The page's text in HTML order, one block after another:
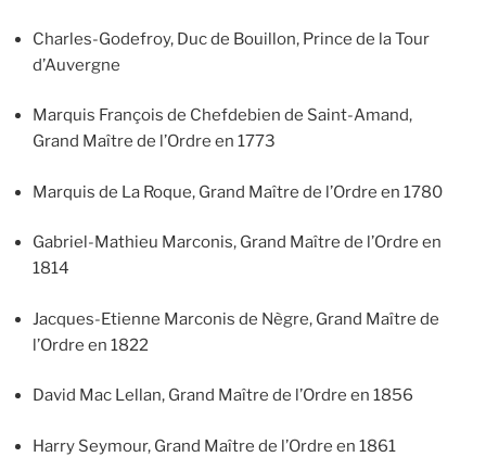
Charles-Godefroy, Duc de Bouillon, Prince de la Tour
d’Auvergne
Marquis François de Chefdebien de Saint-Amand,
Grand Maître de l’Ordre en 1773
Marquis de La Roque, Grand Maître de l’Ordre en 1780
Gabriel-Mathieu Marconis, Grand Maître de l’Ordre en
1814
Jacques-Etienne Marconis de Nègre, Grand Maître de
l’Ordre en 1822
David Mac Lellan, Grand Maître de l’Ordre en 1856
Harry Seymour, Grand Maître de l’Ordre en 1861